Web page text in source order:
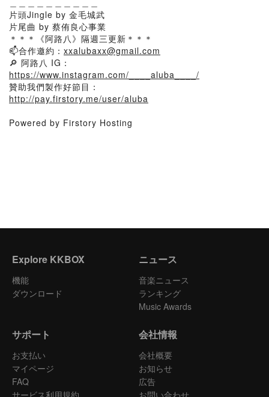
片頭Jingle by 金毛城武
片尾曲 by 蔡侑良心事業
＊＊＊《阿路八》隔週三更新＊＊＊
📫合作邀約： xxalubaxx@gmail.com
🔎 阿路八 IG：
https://www.instagram.com/____aluba____/
贊助我們製作好節目：
http://pay.firstory.me/user/aluba
Powered by Firstory Hosting
Explore KKBOX
機能
ダウンロード
ニュース
音楽ニュース
ランキング
Music Awards
サポート
お支払い
マイページ
FAQ
サービス利用規約
会社情報
会社概要
お知らせ
広告
お問い合わせ